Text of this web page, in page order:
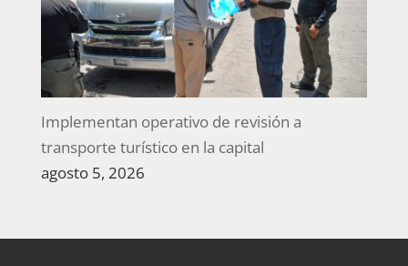
Implementan operativo de revisión a
transporte turístico en la capital
agosto 5, 2026